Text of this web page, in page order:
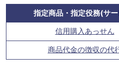
指定商品・指定役務(サ
信用購入あっせん
商品代金の徴収の代